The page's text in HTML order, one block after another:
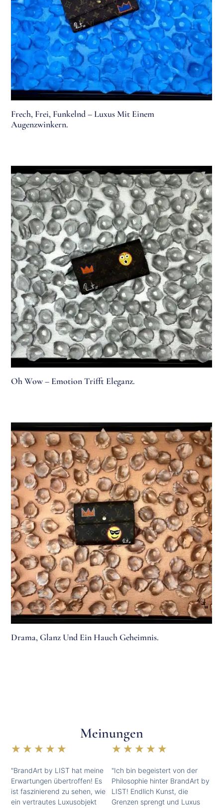
Frech, Frei, Funkelnd – Luxus Mit Einem
Augenzwinkern.
Oh Wow – Emotion Trifft Eleganz.
Drama, Glanz Und Ein Hauch Geheimnis.
Meinungen
★ ★ ★ ★ ★
"BrandArt by LIST hat meine
Erwartungen übertroffen! Es
ist faszinierend zu sehen, wie
ein vertrautes Luxusobjekt
★ ★ ★ ★ ★
"Ich bin begeistert von der
Philosophie hinter BrandArt by
LIST! Endlich Kunst, die
Grenzen sprengt und Luxus